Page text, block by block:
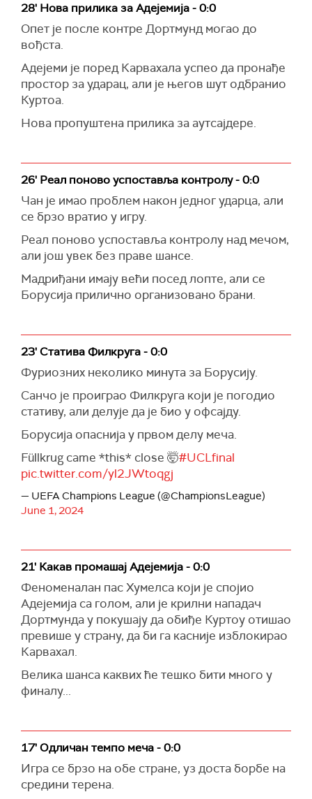
28' Нова прилика за Адејемија - 0:0
Опет је после контре Дортмунд могао до
вођста.
Адејеми је поред Карвахала успео да пронађе
простор за ударац, али је његов шут одбранио
Куртоа.
Нова пропуштена прилика за аутсајдере.
26' Реал поново успоставља контролу - 0:0
Чан је имао проблем након једног ударца, али
се брзо вратио у игру.
Реал поново успоставља контролу над мечом,
али још увек без праве шансе.
Мадриђани имају већи посед лопте, али се
Борусија прилично организовано брани.
23' Статива Филкруга - 0:0
Фуриозних неколико минута за Борусију.
Санчо је проиграо Филкруга који је погодио
стативу, али делује да је био у офсајду.
Борусија опаснија у првом делу меча.
Füllkrug came *this* close 🤯#UCLfinal
pic.twitter.com/yl2JWtoqgj
— UEFA Champions League (@ChampionsLeague)
June 1, 2024
21' Какав промашај Адејемија - 0:0
Феноменалан пас Хумелса који је спојио
Адејемија са голом, али је крилни нападач
Дортмунда у покушају да обиђе Куртоу отишао
превише у страну, да би га касније изблокирао
Карвахал.
Велика шанса каквих ће тешко бити много у
финалу...
17' Одличан темпо меча - 0:0
Игра се брзо на обе стране, уз доста борбе на
средини терена.